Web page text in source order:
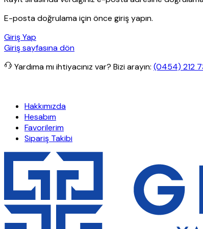
E-posta doğrulama için önce giriş yapın.
Giriş Yap
Giriş sayfasına dön
Yardıma mı ihtiyacınız var? Bizi arayın: (0454) 212
Hakkımızda
Hesabım
Favorilerim
Sipariş Takibi